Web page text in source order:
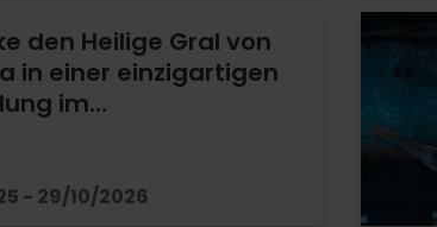
den Heilige Gral von
in einer einzigartigen
im…
- 29/10/2026